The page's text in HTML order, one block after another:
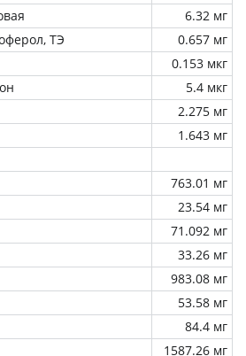
6.32 мг
ТЭ
0.657 мг
0.153 мкг
5.4 мкг
2.275 мг
1.643 мг
763.01 мг
23.54 мг
71.092 мг
33.26 мг
983.08 мг
53.58 мг
84.4 мг
1587.26 мг